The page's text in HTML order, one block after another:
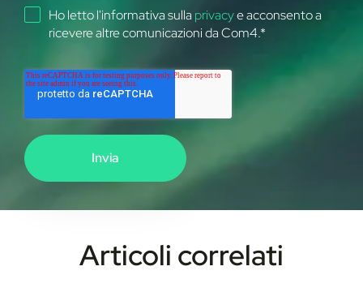
Ho letto l'informativa sulla privacye acconsento a
ricevere altre comunicazioni da Com4.*
Articoli correlati